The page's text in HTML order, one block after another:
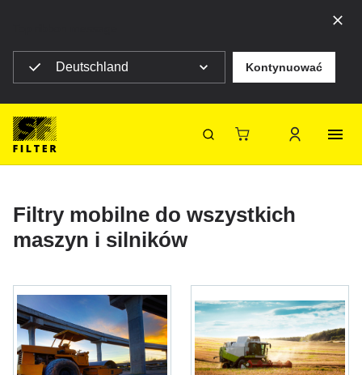
Deutschland Kontynuować
SF-Filter
Filtry do filtracji mobilnej
Filtry mobilne do wszystkich
maszyn i silników